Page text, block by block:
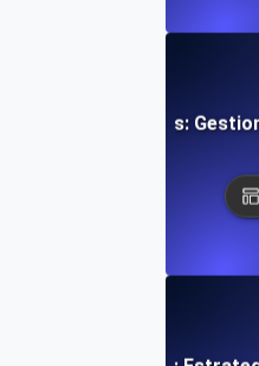
Pruebas de Estrés: